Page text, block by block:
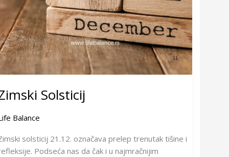
Solsticij
Balance
solsticij 21.12. označava prelep trenutak tišine i
Podseća nas da čak i u najmračnijim